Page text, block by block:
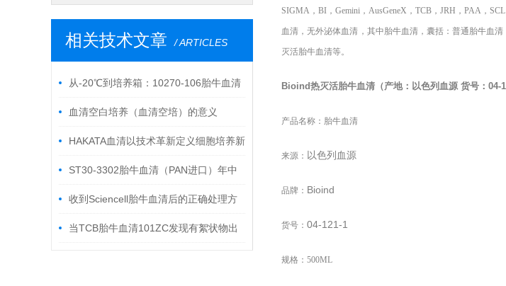
相关技术文章 / ARTICLES
从-20℃到培养箱：10270-106胎牛血清
的“全流程活性守护”指南
血清空白培养（血清空培）的意义
HAKATA血清以技术革新定义细胞培养新
标准ST30-3302胎牛血清（PAN进口）年中
大促收到Sciencell胎牛血清后的正确处理方
法 当TCB胎牛血清101ZC发现有絮状物出
SIGMA，BI，Gemini，AusGeneX，TCB，JRH，PAA，
血清，无外泌体血清，其中胎牛血清，囊括：普通胎牛血
灭活胎牛血清等。
Bioind热灭活胎牛血清（产地：以色列血源 货号： 04-
产品名称：胎牛血清
来源： 以色列血源
品牌： Bioind
货号： 04-121-1
规格：500ML